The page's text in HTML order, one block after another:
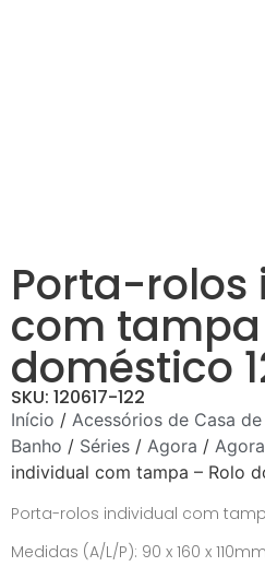
Porta-
com tampa
doméstico
SKU: 120617-122
Início / Acessórios de Casa de
Banho / Séries / Agora /
individual com tampa – Rolo
Porta-rolos individual com
Medidas (A/L/P): 90 x 160 x 110mm